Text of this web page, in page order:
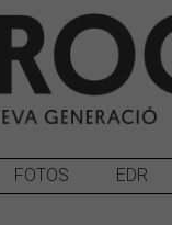
FOTOS EDR